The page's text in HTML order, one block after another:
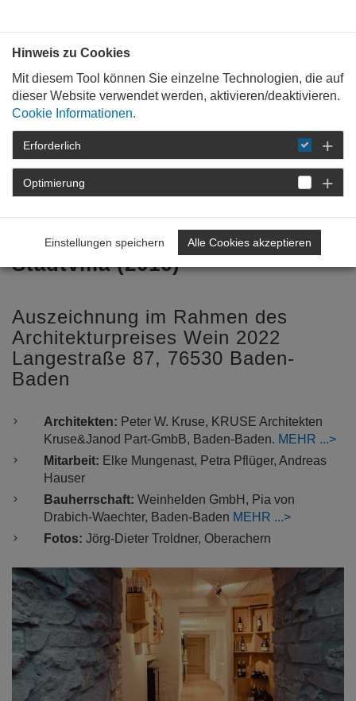
STARTSEITE
WEIN &
ARCHITEKTUR
2022
WEINVILLA IN
BADEN-BADEN
Weinwelt in historische
Stadtvilla (2016)
Auszeichnung im Rahmen des
Architekturpreises Wein 2022
Langestraße 87, 76530 Baden-
Baden
Architekten: Peter W. Kruse, KRUSE Architekten
Kruse&Janod Part-GmbB, Baden-Baden. MEHR
Mitarbeit: Elke Mungenast, Petra Pflüger, Andreas
Hauser
Bauherrschaft: Weinhelden GmbH, Pia von
Drabich-Waechter, Baden-Baden MEHR
Fotos: Jörg-Dieter Troldner, Oberachern
Previous
Hinweis zu Cookies
Mit diesem Tool können Sie einzelne Technologien, die auf
dieser Website verwendet werden, aktivieren/deaktivieren.
Cookie Informationen.
Erforderlich
Optimierung
Einstellungen speichern Alle Cookies akzeptieren